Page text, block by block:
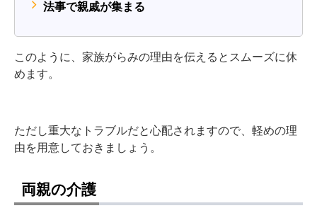
法事で親戚が集まる
このように、家族がらみの理由を伝えるとスムーズに休
めます。
ただし重大なトラブルだと心配されますので、軽めの理
由を用意しておきましょう。
両親の介護